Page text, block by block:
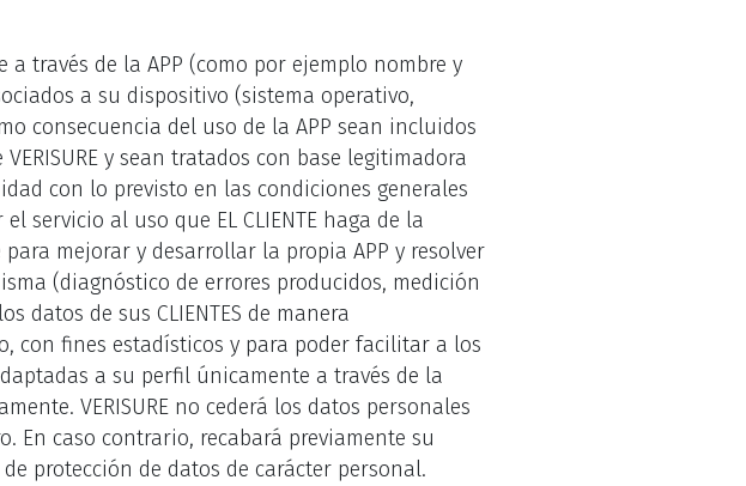
a través de la APP (como por ejemplo nombre y
a su dispositivo (sistema operativo,
consecuencia del uso de la APP sean incluidos
y sean tratados con base legitimadora
con lo previsto en las condiciones generales
servicio al uso que EL CLIENTE haga de la
mejorar y desarrollar la propia APP y resolver
(diagnóstico de errores producidos, medición
datos de sus CLIENTES de manera
con fines estadísticos y para poder facilitar a los
a su perfil únicamente a través de la
VERISURE no cederá los datos personales
En caso contrario, recabará previamente su
protección de datos de carácter personal.